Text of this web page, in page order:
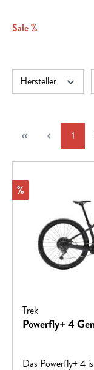
Sale %
Hersteller
Seite
1
Rabatt
%
Trek
Powerfly+ 4
Das Powerfly+ 4